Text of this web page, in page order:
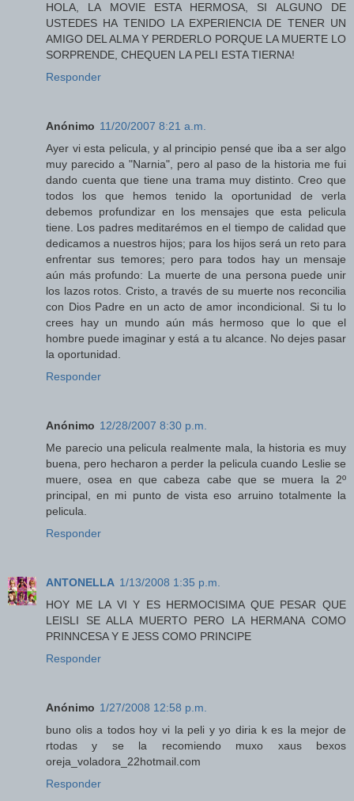
HOLA, LA MOVIE ESTA HERMOSA, SI ALGUNO DE
USTEDES HA TENIDO LA EXPERIENCIA DE TENER UN
AMIGO DEL ALMA Y PERDERLO PORQUE LA MUERTE LO
SORPRENDE, CHEQUEN LA PELI ESTA TIERNA!
Responder
Anónimo 11/20/2007 8:21 a.m.
Ayer vi esta pelicula, y al principio pensé que iba a ser algo
muy parecido a "Narnia", pero al paso de la historia me fui
dando cuenta que tiene una trama muy distinto. Creo que
todos los que hemos tenido la oportunidad de verla
debemos profundizar en los mensajes que esta pelicula
tiene. Los padres meditarémos en el tiempo de calidad que
dedicamos a nuestros hijos; para los hijos será un reto para
enfrentar sus temores; pero para todos hay un mensaje
aún más profundo: La muerte de una persona puede unir
los lazos rotos. Cristo, a través de su muerte nos reconcilia
con Dios Padre en un acto de amor incondicional. Si tu lo
crees hay un mundo aún más hermoso que lo que el
hombre puede imaginar y está a tu alcance. No dejes pasar
la oportunidad.
Responder
Anónimo 12/28/2007 8:30 p.m.
Me parecio una pelicula realmente mala, la historia es muy
buena, pero hecharon a perder la pelicula cuando Leslie se
muere, osea en que cabeza cabe que se muera la 2º
principal, en mi punto de vista eso arruino totalmente la
pelicula.
Responder
ANTONELLA 1/13/2008 1:35 p.m.
HOY ME LA VI Y ES HERMOCISIMA QUE PESAR QUE
LEISLI SE ALLA MUERTO PERO LA HERMANA COMO
PRINNCESA Y E JESS COMO PRINCIPE
Responder
Anónimo 1/27/2008 12:58 p.m.
buno olis a todos hoy vi la peli y yo diria k es la mejor de
rtodas y se la recomiendo muxo xaus bexos
oreja_voladora_22hotmail.com
Responder